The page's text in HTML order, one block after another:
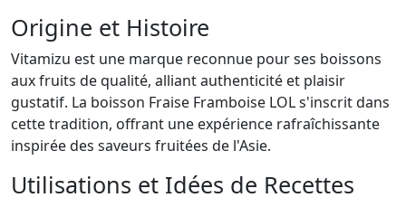
Origine et Histoire
Vitamizu est une marque reconnue pour ses boissons
aux fruits de qualité, alliant authenticité et plaisir
gustatif. La boisson Fraise Framboise LOL s'inscrit dans
cette tradition, offrant une expérience rafraîchissante
inspirée des saveurs fruitées de l'Asie.
Utilisations et Idées de Recettes